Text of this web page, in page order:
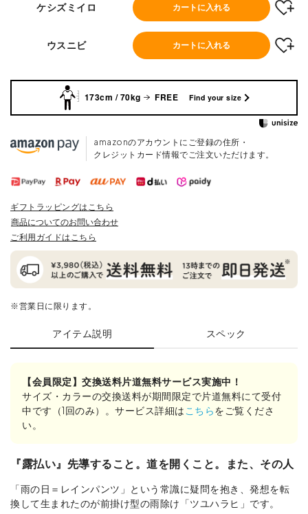
ケシズミイロ カートに入れる
ウスニビ カートに入れる
173cm / 70kg FREE Find your size
amazonのアカウントにご登録の住所・
クレジットカード情報でご注文いただけます。
ギフトラッピングはこちら
商品についてのお問い合わせ
ご利用ガイドはこちら
※営業日に限ります。
アイテム説明 スペック
【会員限定】交換送料片道無料サービス実施中！
サイズ・カラーの交換送料が期間限定で片道無料にて受付
中です（1回のみ）。サービス詳細は こちらをご覧くださ
い。
『露払い』先導すること。道を開くこと。また、その人
「雨の日＝レインパンツ」という常識に疑問を抱き、発想を転
換して生まれたのが前掛け型の雨除け「ツユハラヒ」です。